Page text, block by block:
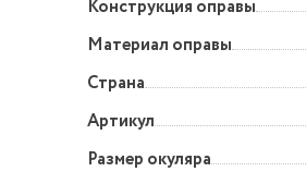
Конструкция оправы
Материал оправы
Страна
Артикул
Размер окуляра